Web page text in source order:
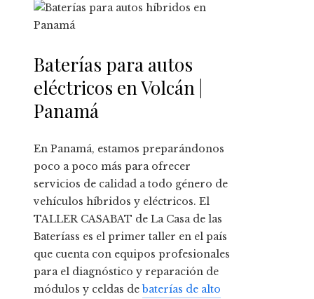
Baterías para autos
eléctricos en Volcán |
Panamá
En Panamá, estamos preparándonos
poco a poco más para ofrecer
servicios de calidad a todo género de
vehículos híbridos y eléctricos. El
TALLER CASABAT de La Casa de las
Bateríass es el primer taller en el país
que cuenta con equipos profesionales
para el diagnóstico y reparación de
módulos y celdas debaterías de alto